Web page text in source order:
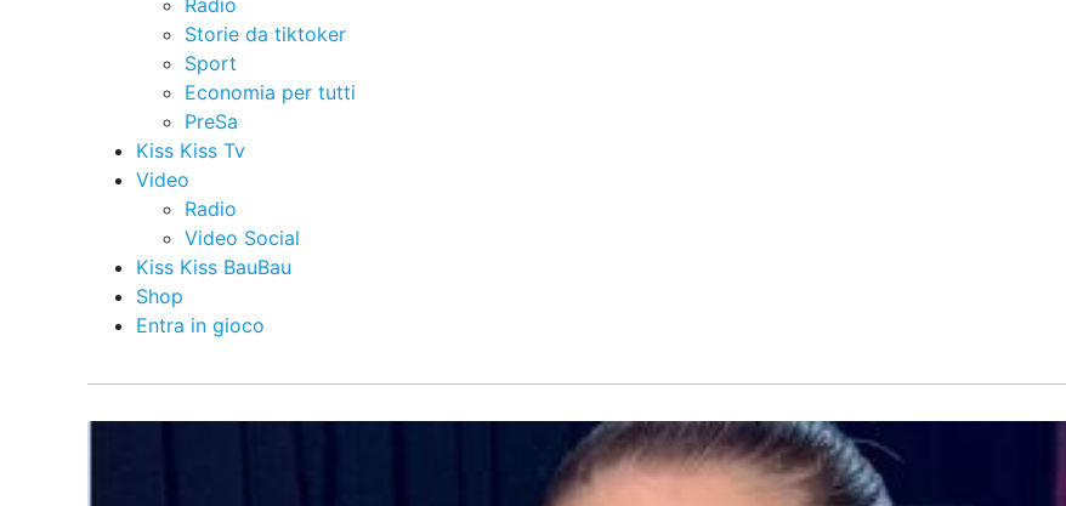
Radio
Storie da tiktoker
Sport
Economia per tutti
PreSa
Kiss Kiss Tv
Video
Radio
Video Social
Kiss Kiss BauBau
Shop
Entra in gioco